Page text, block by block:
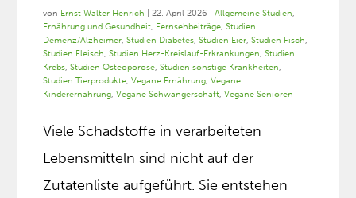
von Ernst Walter Henrich |22. April 2026 |Allgemeine Studien,
Ernährung und Gesundheit, Fernsehbeiträge,Studien
Demenz/Alzheimer,Studien Diabetes,Studien Eier,Studien Fisch,
Studien Fleisch,Studien Herz-Kreislauf-Erkrankungen,Studien
Krebs,Studien Osteoporose,Studien sonstige Krankheiten,
Studien Tierprodukte,Vegane Ernährung,Vegane
Kinderernährung,Vegane Schwangerschaft,Vegane Senioren
Viele Schadstoffe in verarbeiteten
Lebensmitteln sind nicht auf der
Zutatenliste aufgeführt. Sie entstehen